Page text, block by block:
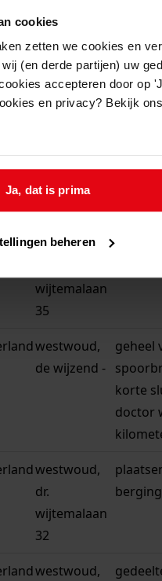
cookies
zetten we cookies en
(en derde partijen) uw
accepteren door op
en privacy? Bekijk
Ja, dat is prima
beheren
westwoud,
dr.
wijtemalaan
2
een
dr.
wijtemalaan
37
westwoud,
wijtemalaan
35
westwoud,
de wijzend -
geheel
korte
doctor
westwoud,
dr.
wijtemalaan
32
westwoud,